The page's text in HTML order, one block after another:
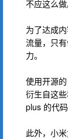
不应这么做
为了达成
流量，只
力。
使用开源
衍生自这
plus 的代码
此外，小